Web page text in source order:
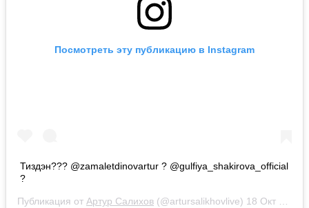
Посмотреть эту публикацию в Instagram
Тиздэн??? @zamaletdinovartur ? @gulfiya_shakirova_official
?
Публикация от Артур Салихов (@artursalikhovlive) 18 Окт 2020 в 2:42 PDT